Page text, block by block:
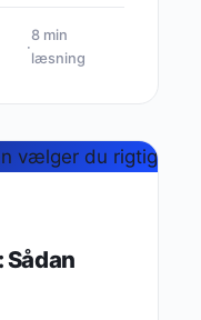
·
8 min
læsning